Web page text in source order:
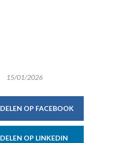
15/01/2026
DELEN OP FACEBOOK
DELEN OP LINKEDIN